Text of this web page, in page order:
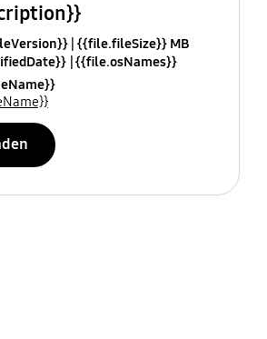
{{file.fileSize}} MB
{{file.osNames}}